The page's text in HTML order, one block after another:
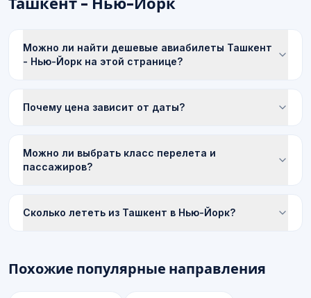
Ташкент - Нью-Йорк
Можно ли найти дешевые авиабилеты Ташкент
- Нью-Йорк на этой странице?
Почему цена зависит от даты?
Можно ли выбрать класс перелета и
пассажиров?
Сколько лететь из Ташкент в Нью-Йорк?
Похожие популярные направления